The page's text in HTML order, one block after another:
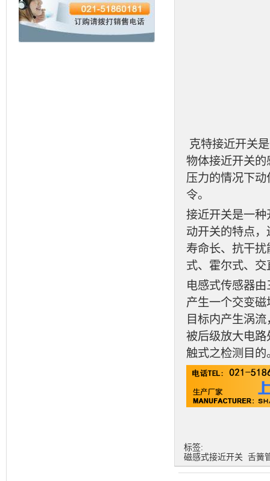
克特接近开关
物体接近开关
压力的情况下
令。
接近开关是一
动开关的特点
寿命长、抗干
式、霍尔式、交
电感式传感器
产生一个交变
目标内产生涡
被后级放大电
触式之检测目的
标签:
磁感式接近开关 舌簧